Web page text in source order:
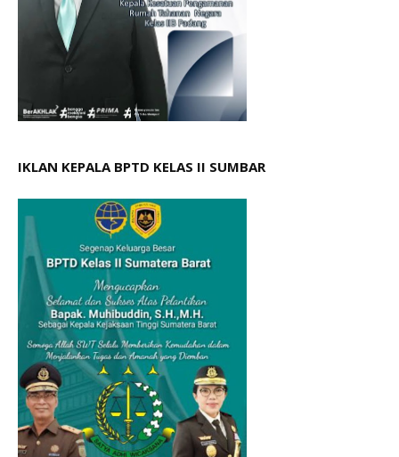
IKLAN KEPALA BPTD KELAS II SUMBAR